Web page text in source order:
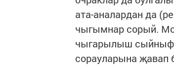
ата-аналардан да
чыгымнар сорый.
чыгарылыш сыйныф
сорауларына җавап